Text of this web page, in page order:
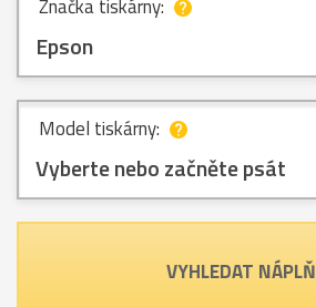
Značka tiskárny:
Epson
Model tiskárny:
Vyberte nebo začněte psát
VYHLEDAT NÁPLŇ